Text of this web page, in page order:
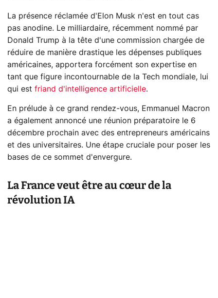
La présence réclamée d'Elon Musk n'est en tout cas
pas anodine. Le milliardaire, récemment nommé par
Donald Trump à la tête d'une commission chargée de
réduire de manière drastique les dépenses publiques
américaines, apportera forcément son expertise en
tant que figure incontournable de la Tech mondiale, lui
qui est friand d'intelligence artificielle.
En prélude à ce grand rendez-vous, Emmanuel Macron
a également annoncé une réunion préparatoire le 6
décembre prochain avec des entrepreneurs américains
et des universitaires. Une étape cruciale pour poser les
bases de ce sommet d'envergure.
La France veut être au cœur de la
révolution IA